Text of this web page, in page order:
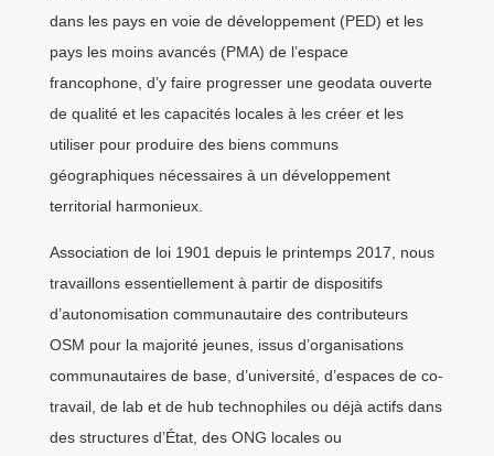
dans les pays en voie de développement (PED) et les
pays les moins avancés (PMA) de l’espace
francophone, d’y faire progresser une geodata ouverte
de qualité et les capacités locales à les créer et les
utiliser pour produire des biens communs
géographiques nécessaires à un développement
territorial harmonieux.
Association de loi 1901 depuis le printemps 2017, nous
travaillons essentiellement à partir de dispositifs
d’autonomisation communautaire des contributeurs
OSM pour la majorité jeunes, issus d’organisations
communautaires de base, d’université, d’espaces de co-
travail, de lab et de hub technophiles ou déjà actifs dans
des structures d’État, des ONG locales ou